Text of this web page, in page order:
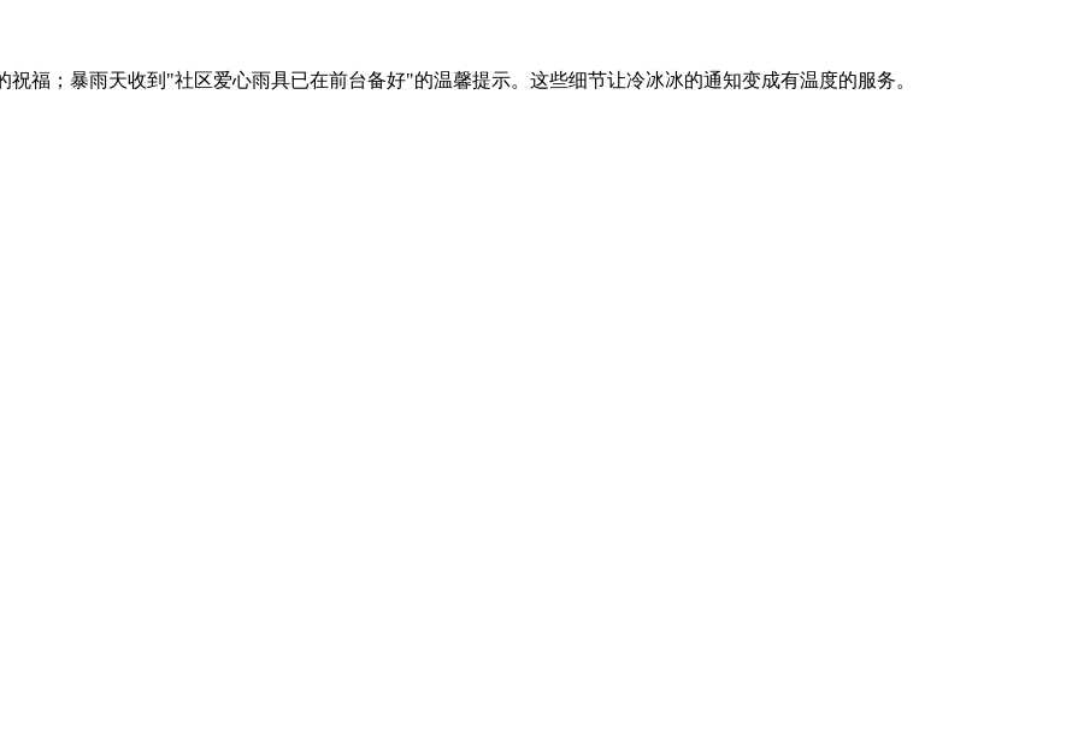
福；暴雨天收到"社区爱心雨具已在前台备好"的温馨提示。这些细节让冷冰冰的通知变成有温度的服务。